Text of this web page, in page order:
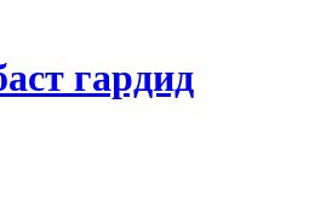
гардид